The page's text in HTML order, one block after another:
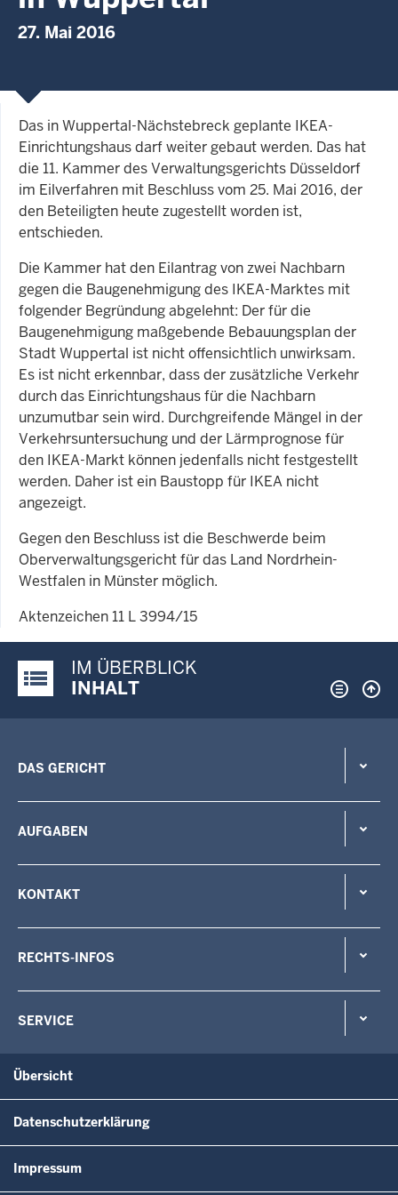
27. Mai 2016
Das in Wuppertal-Nächstebreck geplante IKEA-
Einrichtungshaus darf weiter gebaut werden. Das hat
die 11. Kammer des Verwaltungsgerichts Düsseldorf
im Eilverfahren mit Beschluss vom 25. Mai 2016, der
den Beteiligten heute zugestellt worden ist,
entschieden.
Die Kammer hat den Eilantrag von zwei Nachbarn
gegen die Baugenehmigung des IKEA-Marktes mit
folgender Begründung abgelehnt: Der für die
Baugenehmigung maßgebende Bebauungsplan der
Stadt Wuppertal ist nicht offensichtlich unwirksam.
Es ist nicht erkennbar, dass der zusätzliche Verkehr
durch das Einrichtungshaus für die Nachbarn
unzumutbar sein wird. Durchgreifende Mängel in der
Verkehrsuntersuchung und der Lärmprognose für
den IKEA-Markt können jedenfalls nicht festgestellt
werden. Daher ist ein Baustopp für IKEA nicht
angezeigt.
Gegen den Beschluss ist die Beschwerde beim
Oberverwaltungsgericht für das Land Nordrhein-
Westfalen in Münster möglich.
Aktenzeichen 11 L 3994/15
Justiz-Portal im Überblick:
IM ÜBERBLICK
INHALT
DAS GERICHT
AUFGABEN
KONTAKT
RECHTS-INFOS
SERVICE
Übersicht
Datenschutzerklärung
Impressum